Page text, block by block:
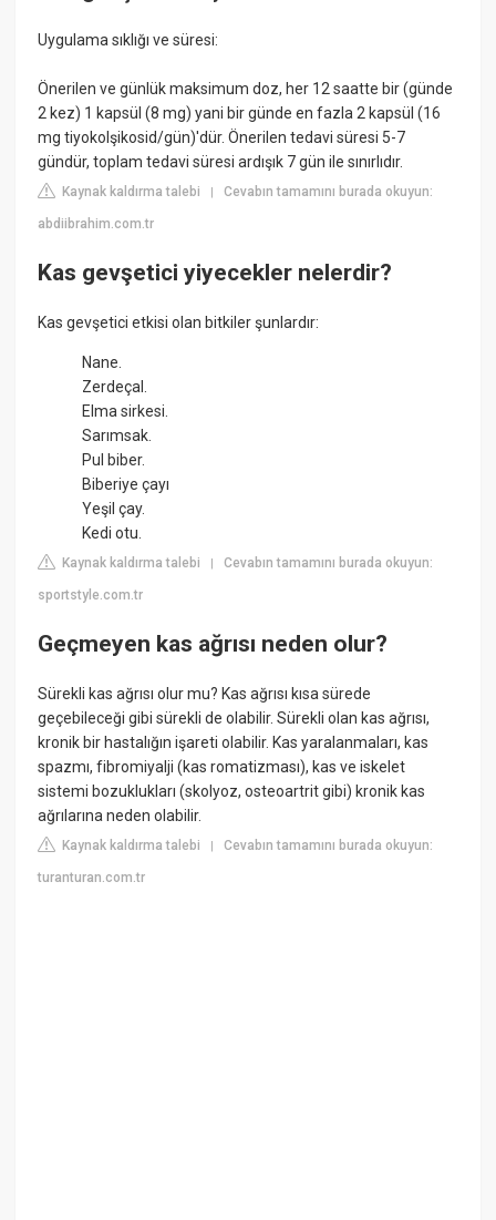
Uygulama sıklığı ve süresi:
Önerilen ve günlük maksimum doz, her 12 saatte bir (günde
2 kez) 1 kapsül (8 mg) yani bir günde en fazla 2 kapsül (16
mg tiyokolşikosid/gün)'dür. Önerilen tedavi süresi 5-7
gündür, toplam tedavi süresi ardışık 7 gün ile sınırlıdır.
Kaynak kaldırma talebi |Cevabın tamamını burada okuyun:
abdiibrahim.com.tr
Kas gevşetici yiyecekler nelerdir?
Kas gevşetici etkisi olan bitkiler şunlardır:
Nane.
Zerdeçal.
Elma sirkesi.
Sarımsak.
Pul biber.
Biberiye çayı
Yeşil çay.
Kedi otu.
Kaynak kaldırma talebi |Cevabın tamamını burada okuyun:
sportstyle.com.tr
Geçmeyen kas ağrısı neden olur?
Sürekli kas ağrısı olur mu? Kas ağrısı kısa sürede
geçebileceği gibi sürekli de olabilir. Sürekli olan kas ağrısı,
kronik bir hastalığın işareti olabilir. Kas yaralanmaları, kas
spazmı, fibromiyalji (kas romatizması), kas ve iskelet
sistemi bozuklukları (skolyoz, osteoartrit gibi) kronik kas
ağrılarına neden olabilir.
Kaynak kaldırma talebi |Cevabın tamamını burada okuyun:
turanturan.com.tr